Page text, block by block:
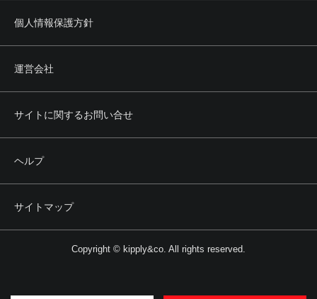
個人情報保護方針
運営会社
サイトに関するお問い合せ
ヘルプ
サイトマップ
Copyright © kipply&co. All rights reserved.